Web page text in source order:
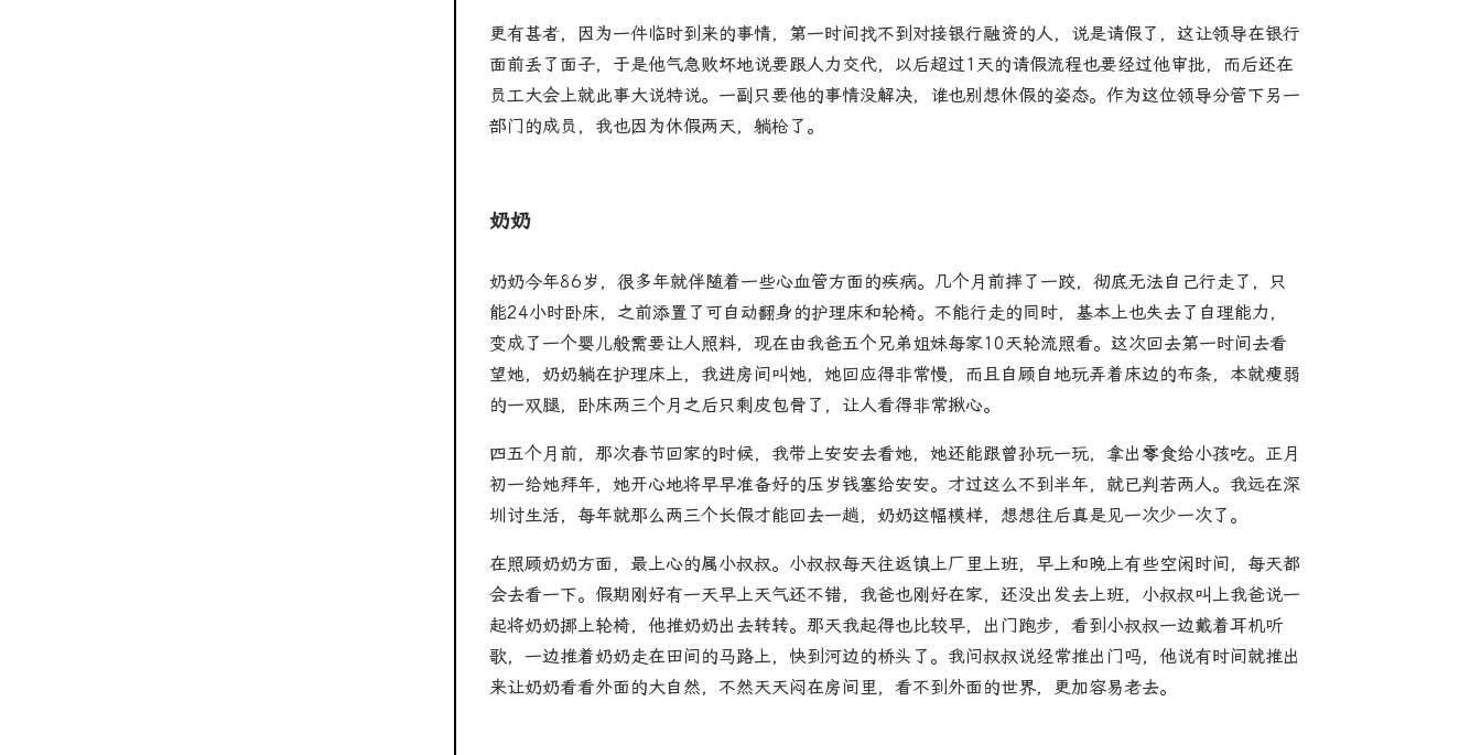
更有甚者，因为一件临时到来的事情，第一时间找不到对接银行融资的人，说是请假了，这让领导在银行
面前丢了面子，于是他气急败坏地说要跟人力交代，以后超过1天的请假流程也要经过他审批，而后还在
员工大会上就此事大说特说。一副只要他的事情没解决，谁也别想休假的姿态。作为这位领导分管下另一
部门的成员，我也因为休假两天，躺枪了。
奶奶
奶奶今年86岁，很多年就伴随着一些心血管方面的疾病。几个月前摔了一跤，彻底无法自己行走了，只
能24小时卧床，之前添置了可自动翻身的护理床和轮椅。不能行走的同时，基本上也失去了自理能力，
变成了一个婴儿般需要让人照料，现在由我爸五个兄弟姐妹每家10天轮流照看。这次回去第一时间去看
望她，奶奶躺在护理床上，我进房间叫她，她回应得非常慢，而且自顾自地玩弄着床边的布条，本就瘦弱
的一双腿，卧床两三个月之后只剩皮包骨了，让人看得非常揪心。
四五个月前，那次春节回家的时候，我带上安安去看她，她还能跟曾孙玩一玩，拿出零食给小孩吃。正月
初一给她拜年，她开心地将早早准备好的压岁钱塞给安安。才过这么不到半年，就已判若两人。我远在深
圳讨生活，每年就那么两三个长假才能回去一趟，奶奶这幅模样，想想往后真是见一次少一次了。
在照顾奶奶方面，最上心的属小叔叔。小叔叔每天往返镇上厂里上班，早上和晚上有些空闲时间，每天都
会去看一下。假期刚好有一天早上天气还不错，我爸也刚好在家，还没出发去上班，小叔叔叫上我爸说一
起将奶奶挪上轮椅，他推奶奶出去转转。那天我起得也比较早，出门跑步，看到小叔叔一边戴着耳机听
歌，一边推着奶奶走在田间的马路上，快到河边的桥头了。我问叔叔说经常推出门吗，他说有时间就推出
来让奶奶看看外面的大自然，不然天天闷在房间里，看不到外面的世界，更加容易老去。